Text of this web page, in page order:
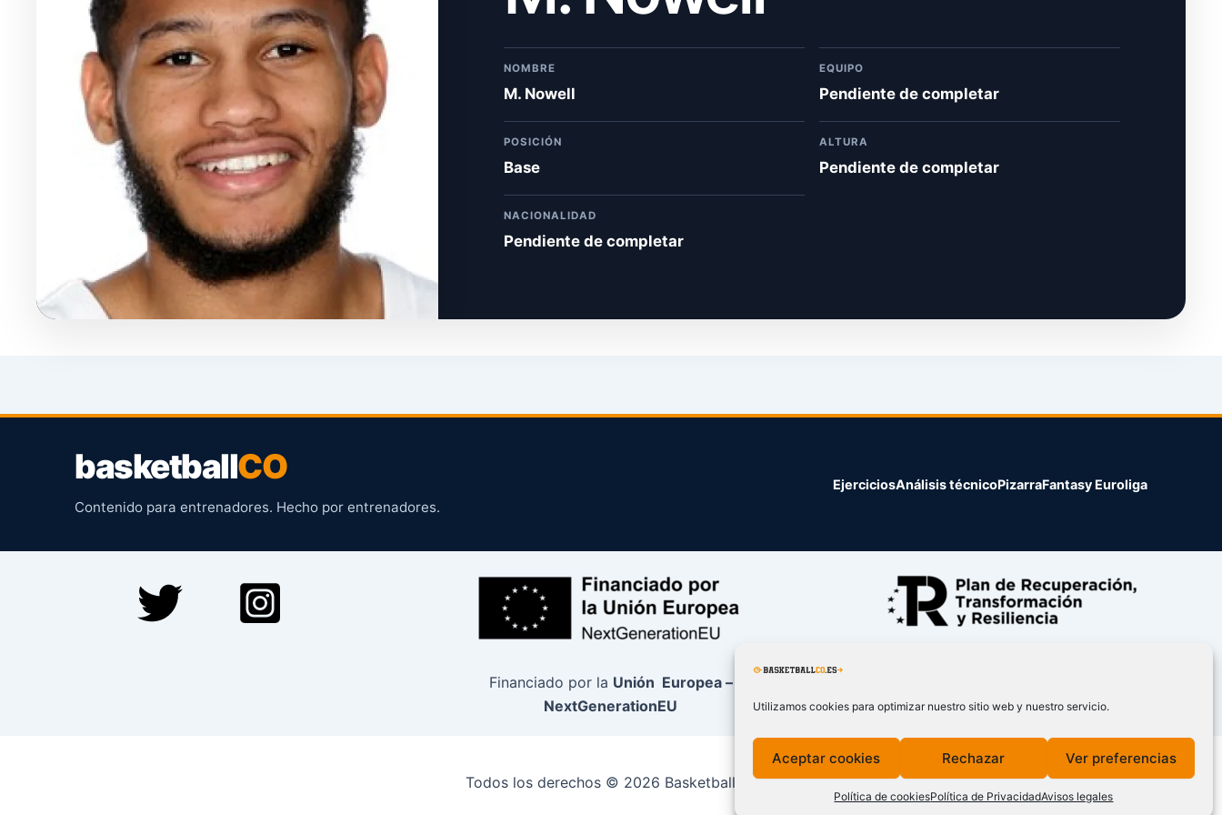
Utilizamos cookies para optimizar nuestro sitio web y nuestro servicio.
Aceptar cookies Rechazar Ver preferencias
Política de cookiesPolítica de PrivacidadAvisos legales
NOMBRE
M. Nowell
EQUIPO
Pendiente de completar
POSICIÓN
Base
ALTURA
Pendiente de completar
NACIONALIDAD
Pendiente de completar
basketballCO
Contenido para entrenadores. Hecho por entrenadores.
EjerciciosAnálisis técnicoPizarraFantasy Euroliga
Financiado por la Unión Europea –
NextGenerationEU
Todos los derechos © 2026 BasketballCO